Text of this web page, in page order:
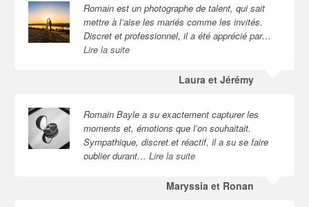
Romain est un photographe de talent, qui sait
mettre à l’aise les mariés comme les invités.
Discret et professionnel, il a été apprécié par…
Lire la suite
Laura et Jérémy
Romain Bayle a su exactement capturer les
moments et, émotions que l’on souhaitait.
Sympathique, discret et réactif, il a su se faire
oublier durant… Lire la suite
Maryssia et Ronan